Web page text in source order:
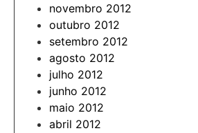
novembro 2012
outubro 2012
setembro 2012
agosto 2012
julho 2012
junho 2012
maio 2012
abril 2012